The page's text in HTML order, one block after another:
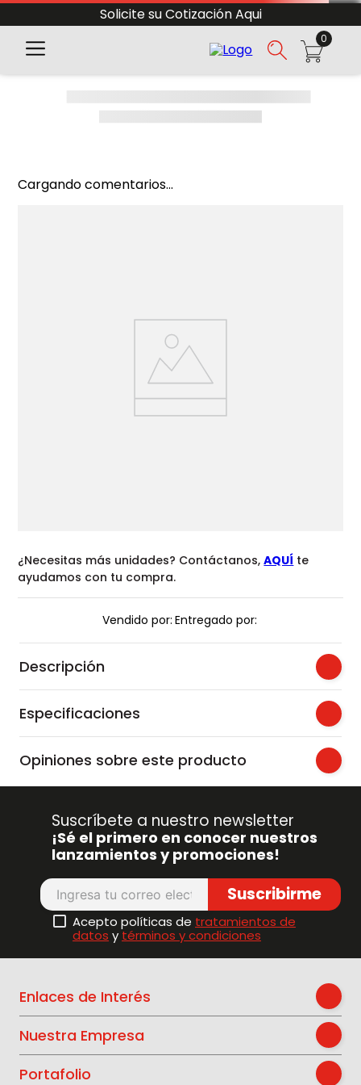
Solicite su Cotización Aqui
0
Cargando comentarios...
¿Necesitas más unidades? Contáctanos,AQUÍ te
ayudamos con tu compra.
Vendido por: Entregado por:
Descripción
Especificaciones
Opiniones sobre este producto
Suscríbete a nuestro newsletter
¡Sé el primero en conocer nuestros
lanzamientos y promociones!
Suscribirme
Acepto políticas de tratamientos de
datos ytérminos y condiciones
Enlaces de Interés
Nuestra Empresa
Portafolio